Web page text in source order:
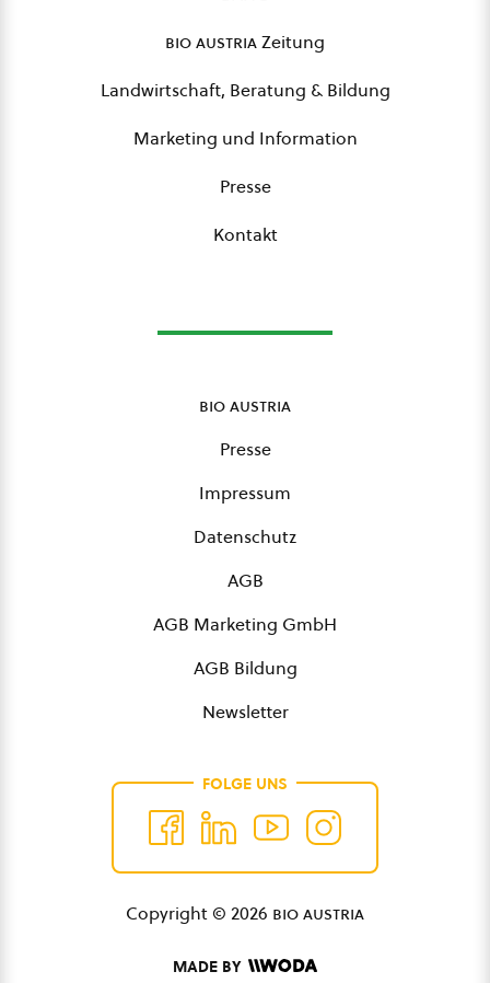
bio austriaZeitung
Landwirtschaft, Beratung & Bildung
Marketing und Information
Presse
Kontakt
bio austria
Presse
Impressum
Datenschutz
AGB
AGB Marketing GmbH
AGB Bildung
Newsletter
FOLGE UNS
Copyright © 2026 bio austria
MADE BY